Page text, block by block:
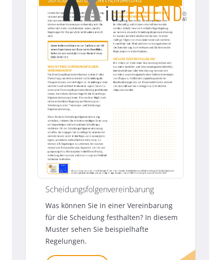
Scheidungsfolgenvereinbarung
Was können Sie in einer Vereinbarung
für die Scheidung festhalten? In diesem
Muster sehen Sie beispielhafte
Regelungen.